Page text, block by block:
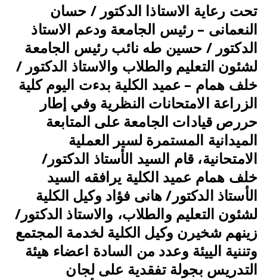
تحت رعاية الاستاذا الدكتور / حسان
النعمانى – رئيس الجامعة ودعم الاستاذ
الدكتور / حسين طه نائب رئيس الجامعة
لشئون التعليم والطلاب والاستاذ الدكتور /
خلف همام – عميد الكلية بدءت اليوم كلية
الزراعة الامتحانات النظرية وفي إطار
حررص قيادات الجامعة على المتابعة
الميدانية المستمرة لسير العملية
الامتحانية، قام السيد الأستاذ الدكتور/
خلف همام عميد الكلية يرافقه السيد
الأستاذ الدكتور/ هانى فؤاد وكيل الكلية
لشئون التعليم والطلاب، والاستاذ الدكتور/
زينهم شخيرن وكيل الكلية لخدمة المجتمع
وتننية الييئة وعدد من السادة اعضاء هيئة
التدريس بجولة تفقدية على لجان